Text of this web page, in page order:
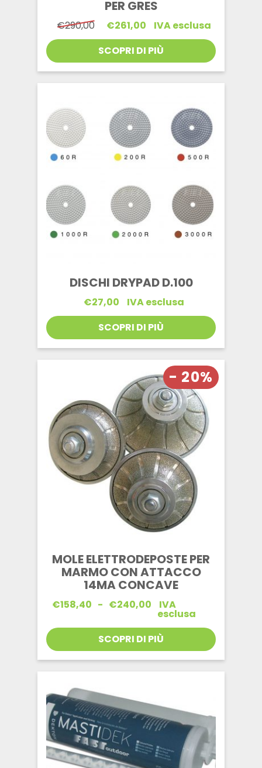
PER GRES
€290,00 Il
prezzo
originale
era:
€290,00.
€261,00
Il
prezzo
attuale
è:
€261,00.
IVA esclusa
SCOPRI DI PIÙ
DISCHI DRYPAD D.100
€27,00
IVA esclusa
SCOPRI DI PIÙ
- 20%
MOLE ELETTRODEPOSTE PER
MARMO CON ATTACCO
14MA CONCAVE
€158,40 - €240,00
Fascia
di
da
€158,40
a
€240,00
IVA
esclusa
SCOPRI DI PIÙ